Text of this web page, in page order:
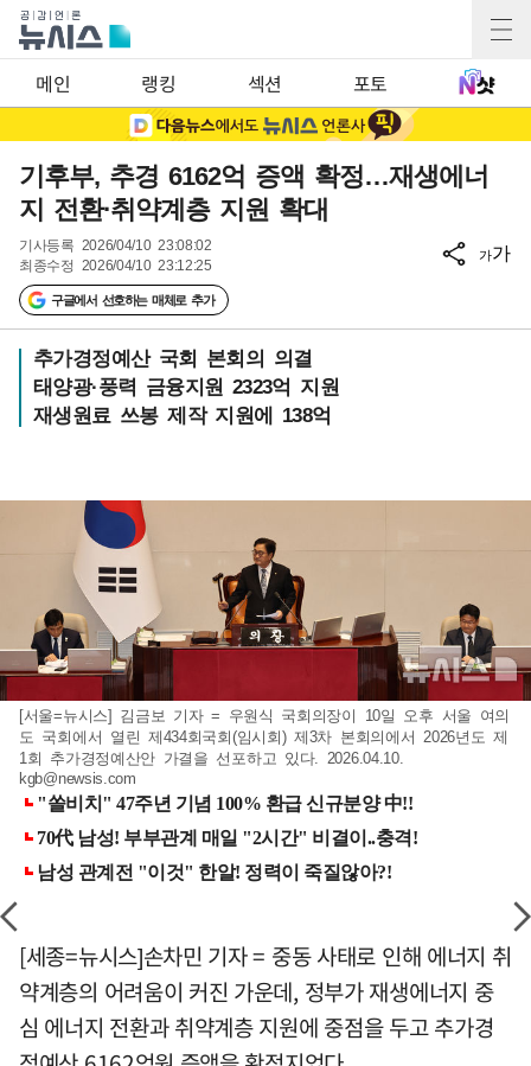
메인 랭킹 섹션 포토
기후부, 추경 6162억 증액 확정…재생에너
지 전환·취약계층 지원 확대
기사등록 2026/04/10 23:08:02
최종수정 2026/04/10 23:12:25
구글에서 선호하는 매체로 추가
가가
추가경정예산 국회 본회의 의결
태양광·풍력 금융지원 2323억 지원
재생원료 쓰봉 제작 지원에 138억
[서울=뉴시스] 김금보 기자 = 우원식 국회의장이 10일 오후 서울 여의
도 국회에서 열린 제434회국회(임시회) 제3차 본회의에서 2026년도 제
1회 추가경정예산안 가결을 선포하고 있다. 2026.04.10.
kgb@newsis.com
[세종=뉴시스]손차민 기자 = 중동 사태로 인해 에너지 취
약계층의 어려움이 커진 가운데, 정부가 재생에너지 중
심 에너지 전환과 취약계층 지원에 중점을 두고 추가경